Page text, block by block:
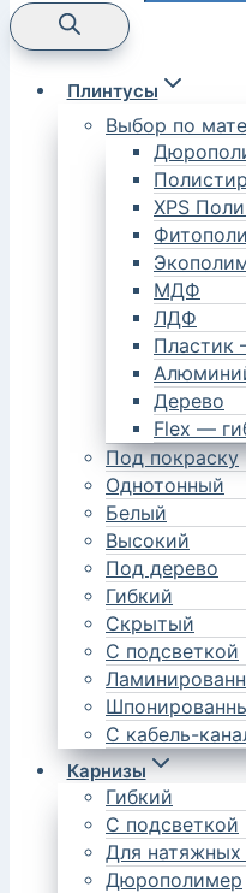
Плинтусы
Выбор по
XPS
МДФ
ЛДФ
Дерево
Flex —
Под покраску
Однотонный
Белый
Высокий
Под дерево
Гибкий
Скрытый
С подсветкой
С кабель-
Карнизы
Гибкий
С подсветкой
Для натяжных
Дюрополимер